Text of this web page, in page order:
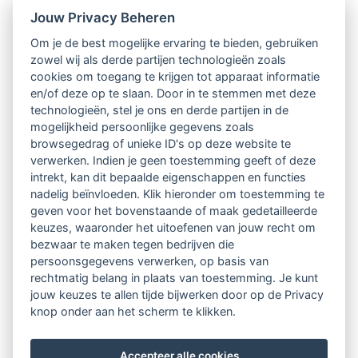
Intervisie met geregistreerde vakgenoten
Netwerk van 2100 professionals in 14
regio's
Vindbaar voor opdrachtgevers
Tijdschrift voor
Begeleidingskunde & kennisbank
Beroepsregistratie (LVSC keurmerk)
Lid worden van LVSC
Jouw Privacy Beheren
Om je de best mogelijke ervaring te bieden, gebruiken
zowel wij als derde partijen technologieën zoals
cookies om toegang te krijgen tot apparaat informatie
en/of deze op te slaan. Door in te stemmen met deze
technologieën, stel je ons en derde partijen in de
mogelijkheid persoonlijke gegevens zoals
browsegedrag of unieke ID's op deze website te
verwerken. Indien je geen toestemming geeft of deze
intrekt, kan dit bepaalde eigenschappen en functies
nadelig beïnvloeden. Klik hieronder om toestemming te
geven voor het bovenstaande of maak gedetailleerde
keuzes, waaronder het uitoefenen van jouw recht om
bezwaar te maken tegen bedrijven die
persoonsgegevens verwerken, op basis van
rechtmatig belang in plaats van toestemming. Je kunt
jouw keuzes te allen tijde bijwerken door op de Privacy
knop onder aan het scherm te klikken.